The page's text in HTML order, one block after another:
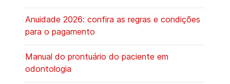
Anuidade 2026: confira as regras e condições
para o pagamento
Manual do prontuário do paciente em
odontologia